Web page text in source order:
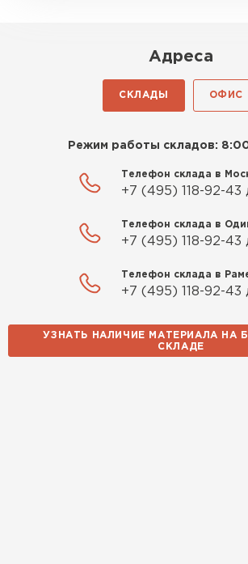
Адреса
СКЛАДЫ ОФИС
Режим работы складов:
Телефон склада в
+7 (495) 118-92-43
Телефон склада в
+7 (495) 118-92-43
Телефон склада в
+7 (495) 118-92-43
УЗНАТЬ НАЛИЧИЕ МАТЕРИАЛА НА
СКЛАДЕ